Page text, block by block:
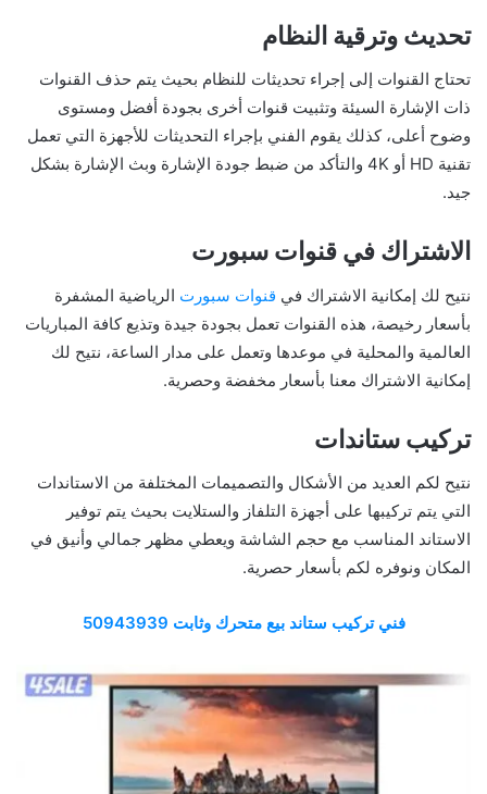
تحديث وترقية النظام
تحتاج القنوات إلى إجراء تحديثات للنظام بحيث يتم حذف القنوات
ذات الإشارة السيئة وتثبيت قنوات أخرى بجودة أفضل ومستوى
وضوح أعلى، كذلك يقوم الفني بإجراء التحديثات للأجهزة التي تعمل
تقنية HD أو 4K والتأكد من ضبط جودة الإشارة وبث الإشارة بشكل
جيد.
الاشتراك في قنوات سبورت
نتيح لك إمكانية الاشتراك في قنوات سبورت الرياضية المشفرة
بأسعار رخيصة، هذه القنوات تعمل بجودة جيدة وتذيع كافة المباريات
العالمية والمحلية في موعدها وتعمل على مدار الساعة، نتيح لك
إمكانية الاشتراك معنا بأسعار مخفضة وحصرية.
تركيب ستاندات
نتيح لكم العديد من الأشكال والتصميمات المختلفة من الاستاندات
التي يتم تركيبها على أجهزة التلفاز والستلايت بحيث يتم توفير
الاستاند المناسب مع حجم الشاشة ويعطي مظهر جمالي وأنيق في
المكان ونوفره لكم بأسعار حصرية.
فني تركيب ستاند بيع متحرك وثابت 50943939